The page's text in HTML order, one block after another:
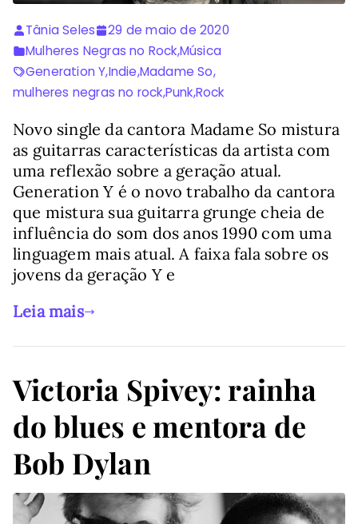
Tânia Seles
29 de maio de 2020
Mulheres Negras no Rock,Música
Generation Y,Indie,Madame So,
mulheres negras no rock,Punk,Rock
Novo single da cantora Madame So mistura
as guitarras características da artista com
uma reflexão sobre a geração atual.
Generation Y é o novo trabalho da cantora
que mistura sua guitarra grunge cheia de
influência do som dos anos 1990 com uma
linguagem mais atual. A faixa fala sobre os
jovens da geração Y e
Leia mais
Victoria Spivey: rainha
do blues e mentora de
Bob Dylan